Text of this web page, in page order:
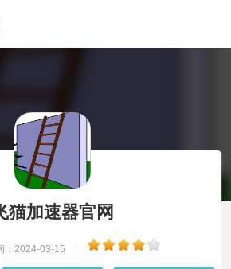
飞猫加速器官网
：2024-03-15